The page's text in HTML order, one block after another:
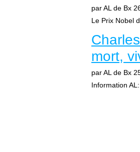
par AL de Bx
Le Prix Nobel
mort,
par AL de Bx
Information